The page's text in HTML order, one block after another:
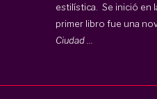
estilística.
Se inició en
primer libro fue una
Ciudad ...